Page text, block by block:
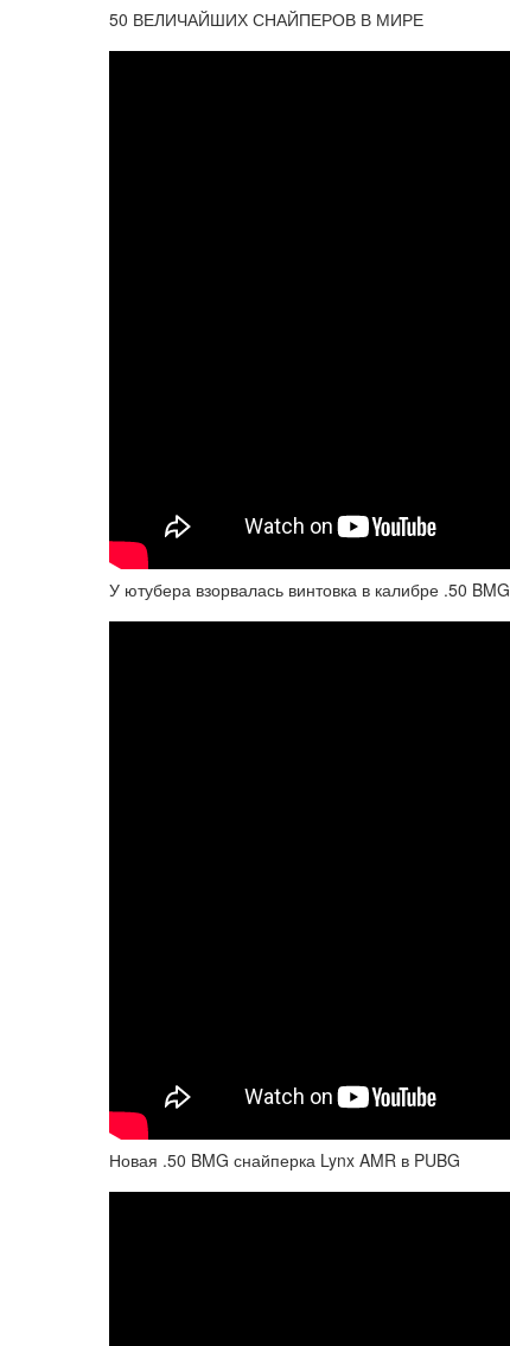
50 ВЕЛИЧАЙШИХ СНАЙПЕРОВ В МИРЕ
У ютубера взорвалась винтовка в калибре .50 BMG
Новая .50 BMG снайперка Lynx AMR в PUBG